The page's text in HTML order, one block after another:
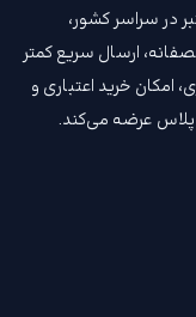
در سراسر کشور،
ارسال سریع کمتر
امکان خرید اعتباری و
پلاس عرضه می‌کند.